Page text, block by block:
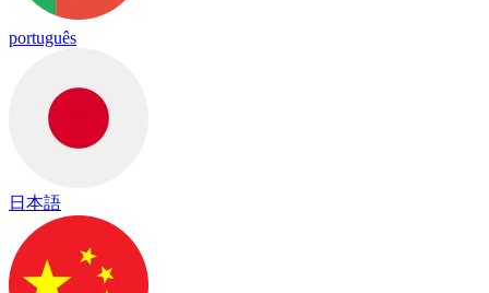
português
日本語